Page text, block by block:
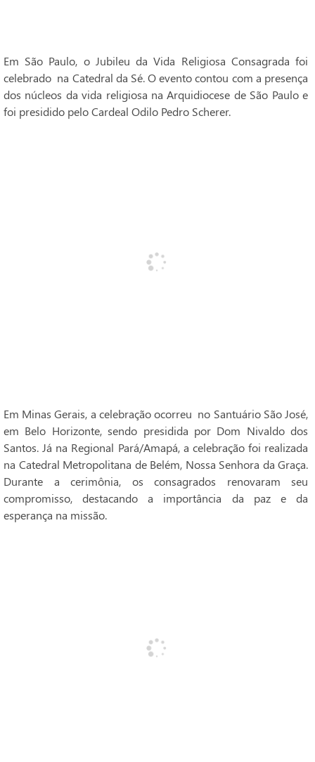
Em São Paulo, o Jubileu da Vida Religiosa Consagrada foi
celebrado na Catedral da Sé. O evento contou com a presença
dos núcleos da vida religiosa na Arquidiocese de São Paulo e
foi presidido pelo Cardeal Odilo Pedro Scherer.
Em Minas Gerais, a celebração ocorreu no Santuário São José,
em Belo Horizonte, sendo presidida por Dom Nivaldo dos
Santos. Já na Regional Pará/Amapá, a celebração foi realizada
na Catedral Metropolitana de Belém, Nossa Senhora da Graça.
Durante a cerimônia, os consagrados renovaram seu
compromisso, destacando a importância da paz e da
esperança na missão.